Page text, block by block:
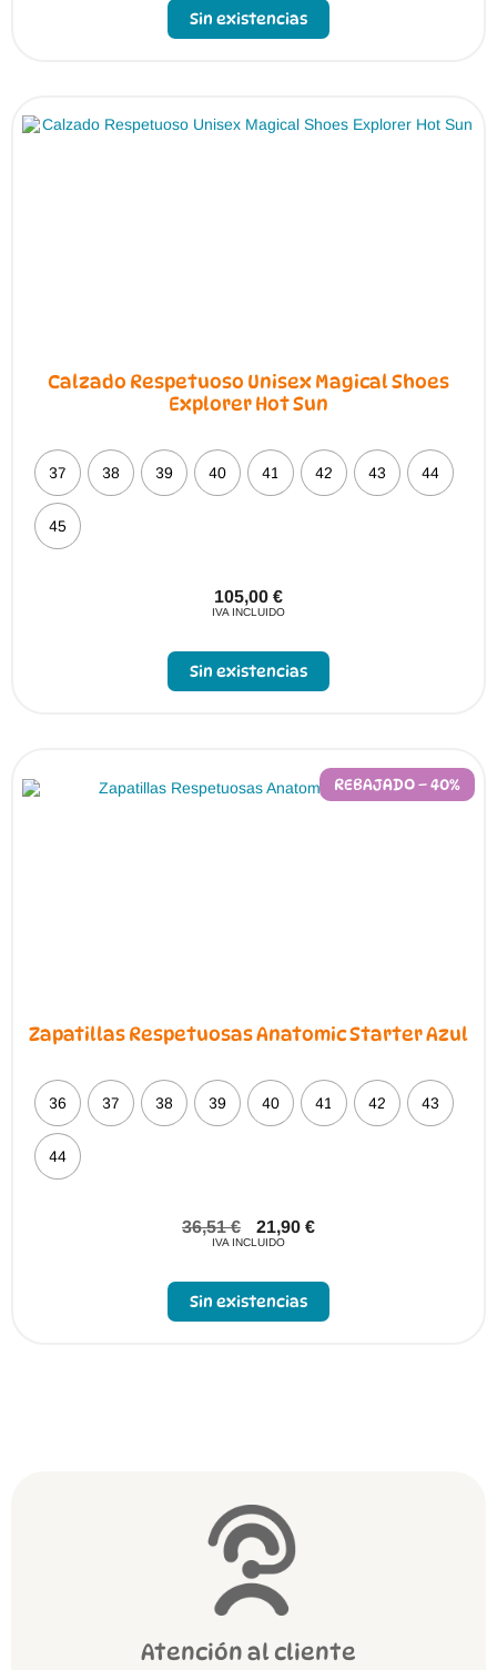
Sin existencias
Calzado Respetuoso Unisex Magical Shoes
Explorer Hot Sun
37 38 39 40 41 42 43 44
45
105,00 €
IVA INCLUIDO
Sin existencias
REBAJADO – 40%
Zapatillas Respetuosas Anatomic Starter Azul
36 37 38 39 40 41 42 43
44
36,51€ 21,90 €
IVA INCLUIDO
Sin existencias
Atención al cliente